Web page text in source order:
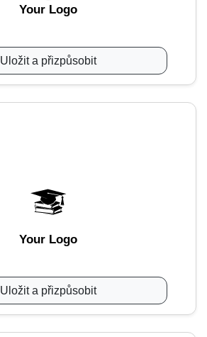
Your Logo
Uložit a přizpůsobit
Your Logo
Uložit a přizpůsobit